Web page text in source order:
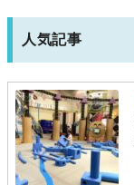
人気記事